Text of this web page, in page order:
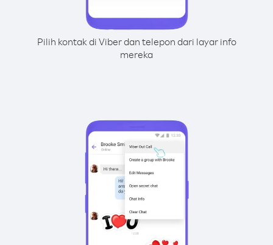
Pilih kontak di Viber dan telepon dari layar info
mereka